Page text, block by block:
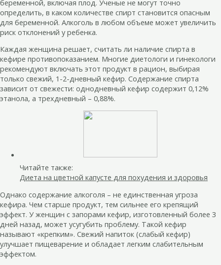
беременной, включая плод. Ученые не могут точно
определить, в каком количестве спирт становится опасным
для беременной. Алкоголь в любом объеме может увеличить
риск отклонений у ребенка.
Каждая женщина решает, считать ли наличие спирта в
кефире противопоказанием. Многие диетологи и гинекологи
рекомендуют включать этот продукт в рацион, выбирая
только свежий, 1-2-дневный кефир. Содержание спирта
зависит от свежести: однодневный кефир содержит 0,12%
этанола, а трехдневный – 0,88%.
Читайте также:
Диета на цветной капусте для похудения и здоровья
Однако содержание алкоголя – не единственная угроза
кефира. Чем старше продукт, тем сильнее его крепящий
эффект. У женщин с запорами кефир, изготовленный более 3
дней назад, может усугубить проблему. Такой кефир
называют «крепким». Свежий напиток (слабый кефир)
улучшает пищеварение и обладает легким слабительным
эффектом.